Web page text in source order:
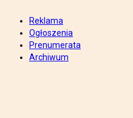
Reklama
Ogłoszenia
Prenumerata
Archiwum